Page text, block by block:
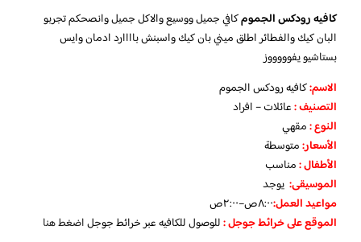
كافيه رودكس الجمومكافي جميل ووسيع والاكل جميل وانصحكم تجربو
البان كيك والفطائر اطلق ميني بان كيك واسبنش باااارد ادمان وايس
بستاشيو يفوووووز
الاسم:كافيه رودكس الجموم
التصنيف:عائلات – افراد
النوع :مقهي
الأسعار:متوسطة
الأطفال:مناسب
الموسيقى: يوجد
مواعيد العمل:٨:٠٠ص–٢:٠٠ص
الموقع على خرائط جوجل:للوصول للكافيه عبر خرائط جوجلاضغط هنا